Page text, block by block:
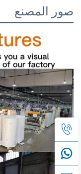
صور المصنع